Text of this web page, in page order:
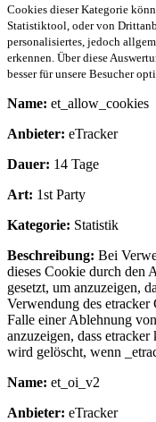
Cookies dieser Kategorie
Statistiktool, oder von
personalisiertes, jedoch
erkennen. Über diese
besser für unsere Besucher
Name: et_allow_cookies
Anbieter: eTracker
Dauer: 14 Tage
Art: 1st Party
Kategorie: Statistik
Beschreibung: Bei
dieses Cookie durch den
gesetzt, um anzuzeigen,
Verwendung des
Falle einer Ablehnung
anzuzeigen, dass
wird gelöscht, wenn
Name: et_oi_v2
Anbieter: eTracker